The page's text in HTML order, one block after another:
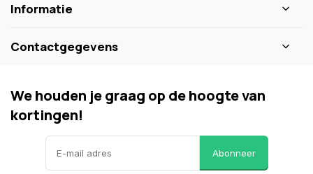
Informatie
Contactgegevens
We houden je graag op de hoogte van
kortingen!
Abonneer